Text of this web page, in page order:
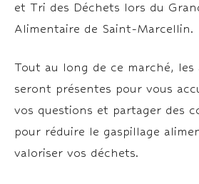
et Tri des Déchets lors du
Alimentaire de Saint-Marcellin.
Tout au long de ce marché, les
seront présentes pour vous
vos questions et partager des
pour réduire le gaspillage
valoriser vos déchets.